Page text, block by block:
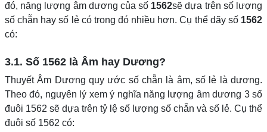
đó, năng lượng âm dương của số 1562sẽ dựa trên số lượng
số chẵn hay số lẻ có trong đó nhiều hơn. Cụ thể dãy số 1562
có:
3.1. Số 1562 là Âm hay Dương?
Thuyết Âm Dương quy ước số chẵn là âm, số lẻ là dương.
Theo đó, nguyên lý xem ý nghĩa năng lượng âm dương 3 số
đuôi 1562 sẽ dựa trên tỷ lệ số lượng số chẵn và số lẻ. Cụ thể
đuôi số 1562 có: